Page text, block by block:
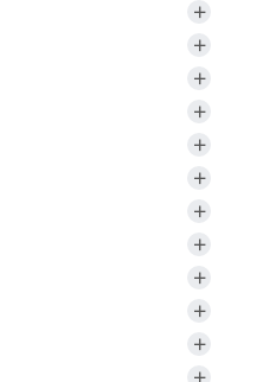
+
+
+
+
+
+
+
+
+
+
+